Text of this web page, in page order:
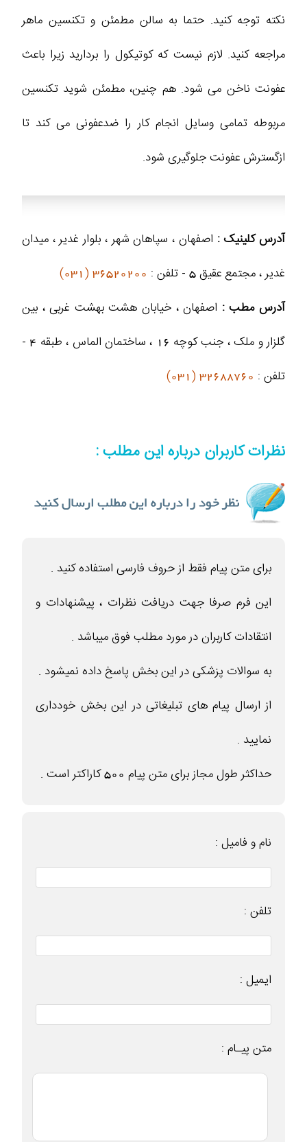
نکته توجه کنید. حتما به سالن مطمئن و تکنسین ماهر
مراجعه کنید. لازم نیست که کوتیکول را بردارید زیرا باعث
عفونت ناخن می شود. هم چنین، مطمئن شوید تکنسین
مربوطه تمامی وسایل انجام کار را ضدعفونی می کند تا
ازگسترش عفونت جلوگیری شود.
آدرس کلینیک : اصفهان ، سپاهان شهر ، بلوار غدیر ، میدان
غدیر ، مجتمع عقیق 5 - تلفن :
36520200 (031)
آدرس مطب : اصفهان ، خیابان هشت بهشت غربی ، بین
گلزار و ملک ، جنب کوچه 16 ، ساختمان الماس ، طبقه 4 -
تلفن : 32688760 (031)
نظرات کاربران درباره این مطلب :
برای متن پیام فقط از حروف فارسی استفاده کنید .
این فرم صرفا جهت دریافت نظرات ، پیشنهادات و
انتقادات کاربران در مورد مطلب فوق میباشد .
به سوالات پزشکی در این بخش پاسخ داده نمیشود .
از ارسال پیام های تبلیغاتی در این بخش خودداری
نمایید .
حداکثر طول مجاز برای متن پیام 500 کاراکتر است .
نام و فامیل :
تلفن :
ایمیل :
متن پیـام :